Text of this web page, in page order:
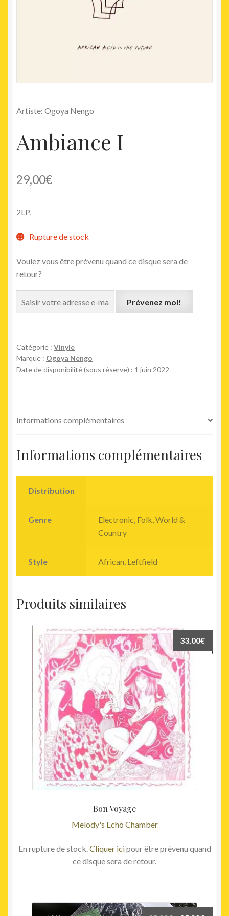
Artiste: Ogoya Nengo
Ambiance I
29,00€
2LP.
Rupture de stock
Voulez vous être prévenu quand ce disque sera de
retour?
Prévenez moi!
Catégorie : Vinyle
Marque : Ogoya Nengo
Date de disponibilité (sous réserve) : 1 juin 2022
Informations complémentaires
Informations complémentaires
Distribution
Genre Electronic Folk, World &
Country
Style African Leftfield
Produits similaires
Bon Voyage
Melody's Echo Chamber
33,00€
En rupture de stock.Cliquer icipour être prévenu quand
ce disque sera de retour.